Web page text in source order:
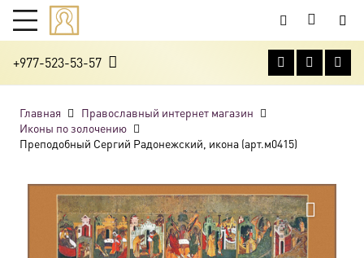
+977-523-53-57
Главная
Православный интернет магазин
Иконы по золочению
Преподобный Сергий Радонежский, икона (арт.м0415)